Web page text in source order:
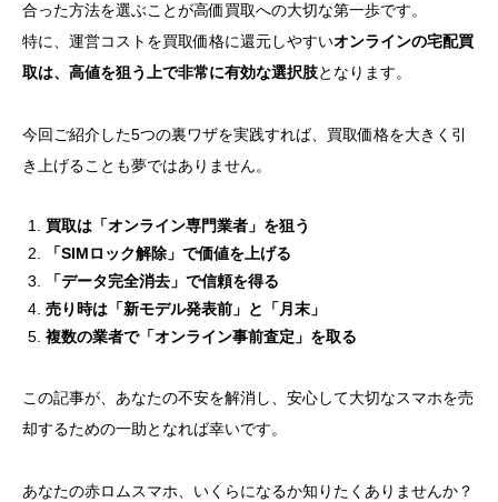
合った方法を選ぶことが高価買取への大切な第一歩です。
特に、運営コストを買取価格に還元しやすいオンラインの宅配買
取は、高値を狙う上で非常に有効な選択肢となります。
今回ご紹介した5つの裏ワザを実践すれば、買取価格を大きく引
き上げることも夢ではありません。
買取は「オンライン専門業者」を狙う
「SIMロック解除」で価値を上げる
「データ完全消去」で信頼を得る
売り時は「新モデル発表前」と「月末」
複数の業者で「オンライン事前査定」を取る
この記事が、あなたの不安を解消し、安心して大切なスマホを売
却するための一助となれば幸いです。
あなたの赤ロムスマホ、いくらになるか知りたくありませんか？